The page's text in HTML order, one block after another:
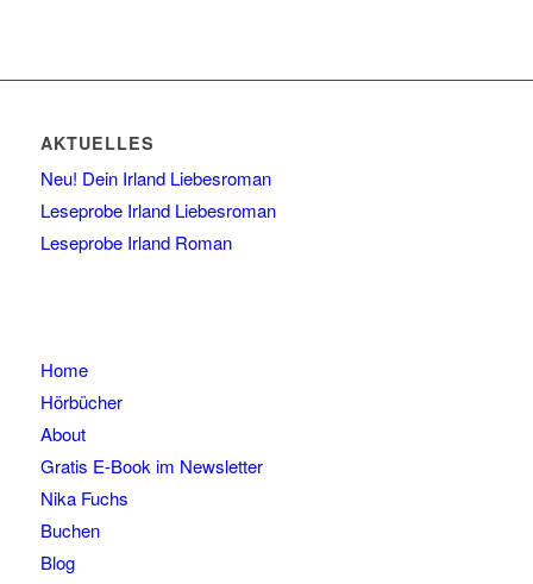
AKTUELLES
Neu! Dein Irland Liebesroman
Leseprobe Irland Liebesroman
Leseprobe Irland Roman
Home
Hörbücher
About
Gratis E-Book im Newsletter
Nika Fuchs
Buchen
Blog